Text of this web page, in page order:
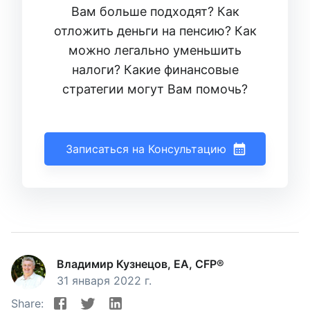
Вам больше подходят? Как
отложить деньги на пенсию? Как
можно легально уменьшить
налоги? Какие финансовые
стратегии могут Вам помочь?
Записаться на Консультацию
Владимир Кузнецов, EA, CFP®
31 января 2022 г.
Share: